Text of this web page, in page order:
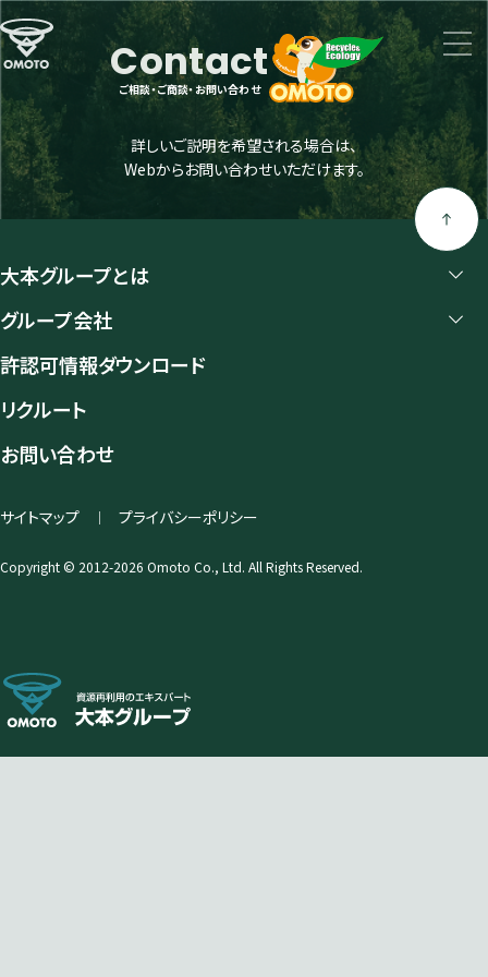
Contact
ご相談・ご商談・お問い合わせ
詳しいご説明を希望される場合は、
Webからお問い合わせいただけます。
大本グループとは
グループ会社
許認可情報ダウンロード
リクルート
お問い合わせ
サイトマップ ｜ プライバシーポリシー
Copyright © 2012-2026 Omoto Co., Ltd. All Rights Reserved.